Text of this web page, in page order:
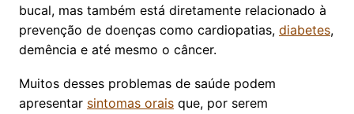
bucal, mas também está diretamente relacionado à
prevenção de doenças como cardiopatias, diabetes,
demência e até mesmo o câncer.
Muitos desses problemas de saúde podem
apresentar sintomas orais que, por serem